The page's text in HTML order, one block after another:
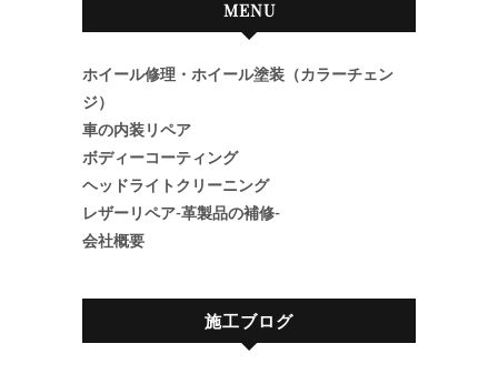
MENU
ホイール修理・ホイール塗装（カラーチェン
ジ）
車の内装リペア
ボディーコーティング
ヘッドライトクリーニング
レザーリペア-革製品の補修-
会社概要
施工ブログ